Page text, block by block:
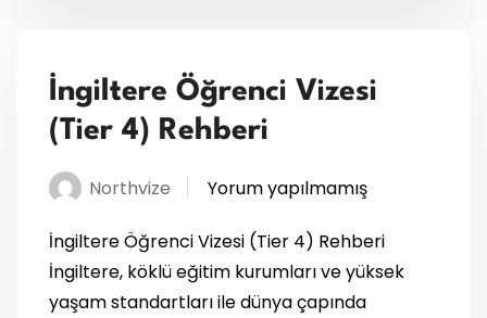
İngiltere Öğrenci Vizesi
(Tier 4) Rehberi
Northvize Yorum yapılmamış
İngiltere Öğrenci Vizesi (Tier 4) Rehberi
İngiltere, köklü eğitim kurumları ve yüksek
yaşam standartları ile dünya çapında